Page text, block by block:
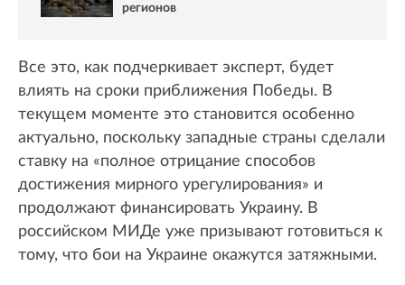
регионов
Все это, как подчеркивает эксперт, будет
влиять на сроки приближения Победы. В
текущем моменте это становится особенно
актуально, поскольку западные страны сделали
ставку на «полное отрицание способов
достижения мирного урегулирования» и
продолжают финансировать Украину. В
российском МИДе уже призывают готовиться к
тому, что бои на Украине окажутся затяжными.